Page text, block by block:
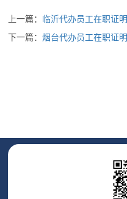
上一篇： 临沂代办员工在职证明
下一篇：烟台代办员工在职证明